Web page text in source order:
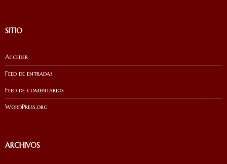
SITIO
Acceder
Feed de entradas
Feed de comentarios
WordPress.org
ARCHIVOS